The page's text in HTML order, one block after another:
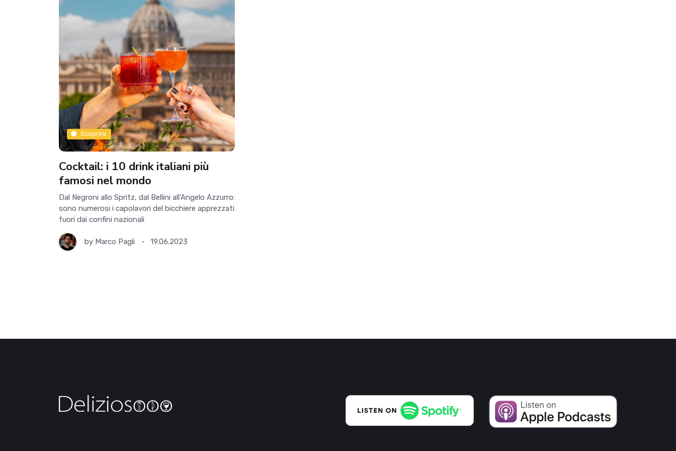
Scoprire
Cocktail: i 10 drink italiani più
famosi nel mondo
Dal Negroni allo Spritz, dal Bellini all'Angelo Azzurro:
sono numerosi i capolavori del bicchiere apprezzati
fuori dai confini nazionali
by Marco Pagli 19.06.2023